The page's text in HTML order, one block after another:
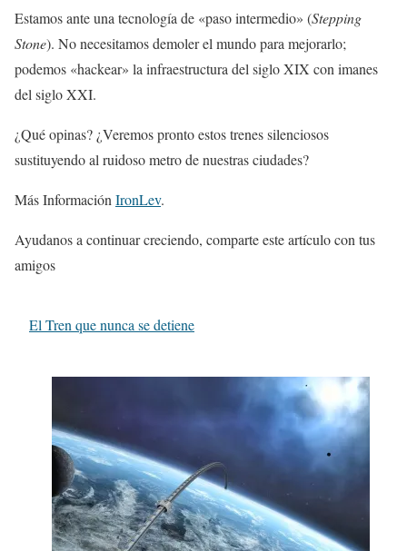
Estamos ante una tecnología de «paso intermedio» (Stepping
Stone). No necesitamos demoler el mundo para mejorarlo;
podemos «hackear» la infraestructura del siglo XIX con imanes
del siglo XXI.
¿Qué opinas? ¿Veremos pronto estos trenes silenciosos
sustituyendo al ruidoso metro de nuestras ciudades?
Más Información IronLev.
Ayudanos a continuar creciendo, comparte este artículo con tus
amigos
El Tren que nunca se detiene